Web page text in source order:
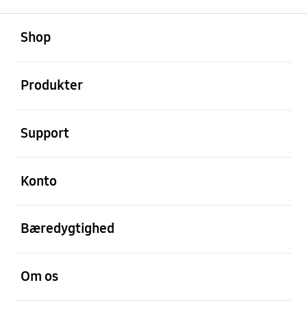
Shop
Produkter
Support
Konto
Bæredygtighed
Om os